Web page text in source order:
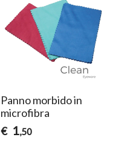
Panno morbido in
microfibra
€ 1,50